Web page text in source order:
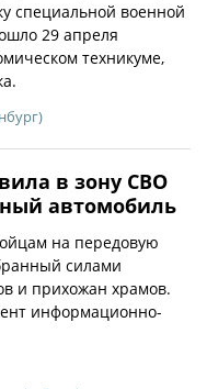
специальной военной
29 апреля
техникуме,
в зону СВО
автомобиль
на передовую
силами
и прихожан храмов.
информационно-